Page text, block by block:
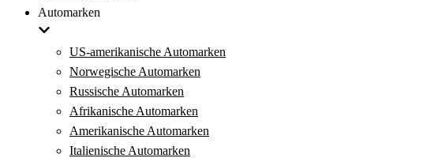
Automarken
US-amerikanische Automarken
Norwegische Automarken
Russische Automarken
Afrikanische Automarken
Amerikanische Automarken
Italienische Automarken